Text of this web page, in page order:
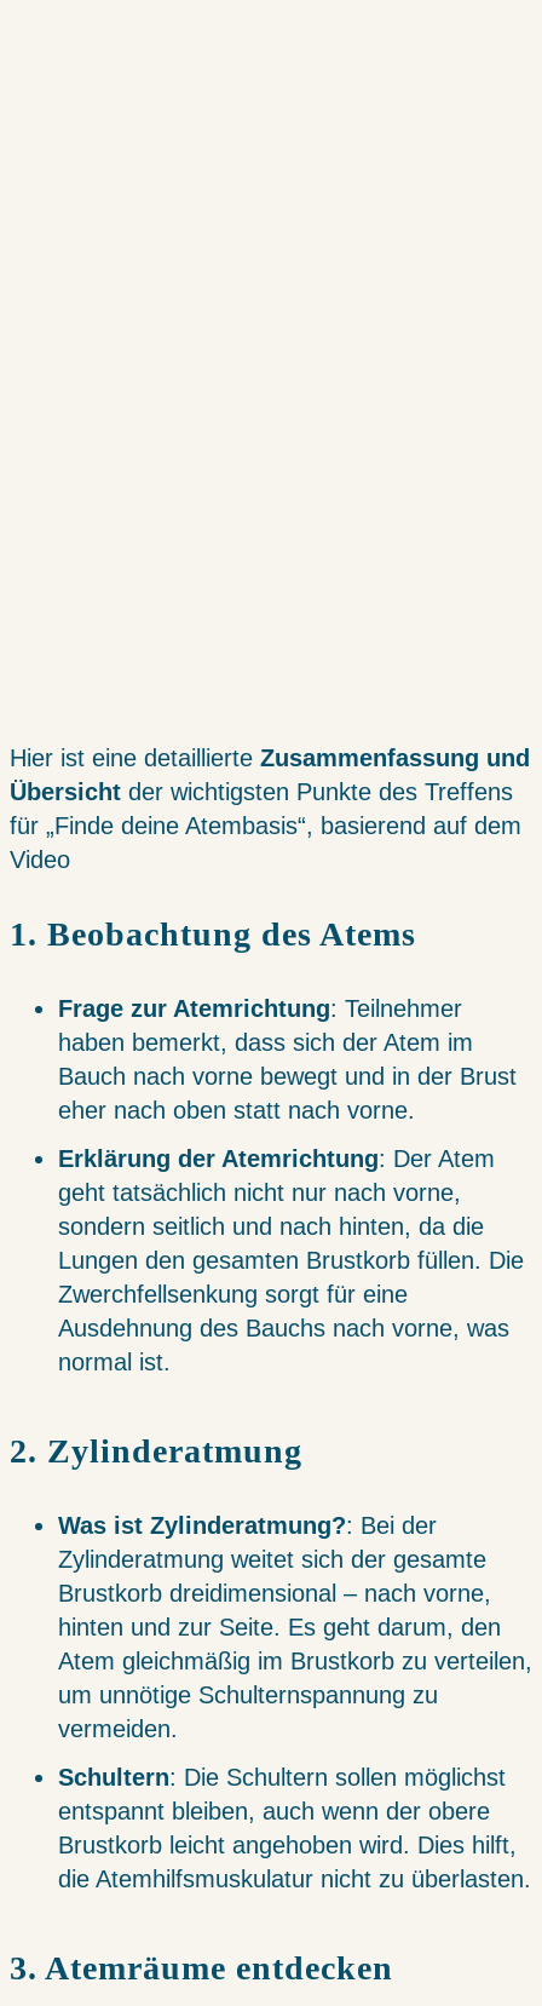
Hier ist eine detaillierte Zusammenfassung und
Übersicht der wichtigsten Punkte des Treffens
für „Finde deine Atembasis“, basierend auf dem
Video
1. Beobachtung des Atems
Frage zur Atemrichtung: Teilnehmer
haben bemerkt, dass sich der Atem im
Bauch nach vorne bewegt und in der Brust
eher nach oben statt nach vorne.
Erklärung der Atemrichtung: Der Atem
geht tatsächlich nicht nur nach vorne,
sondern seitlich und nach hinten, da die
Lungen den gesamten Brustkorb füllen. Die
Zwerchfellsenkung sorgt für eine
Ausdehnung des Bauchs nach vorne, was
normal ist.
2. Zylinderatmung
Was ist Zylinderatmung?: Bei der
Zylinderatmung weitet sich der gesamte
Brustkorb dreidimensional – nach vorne,
hinten und zur Seite. Es geht darum, den
Atem gleichmäßig im Brustkorb zu verteilen,
um unnötige Schulternspannung zu
vermeiden.
Schultern: Die Schultern sollen möglichst
entspannt bleiben, auch wenn der obere
Brustkorb leicht angehoben wird. Dies hilft,
die Atemhilfsmuskulatur nicht zu überlasten.
3. Atemräume entdecken